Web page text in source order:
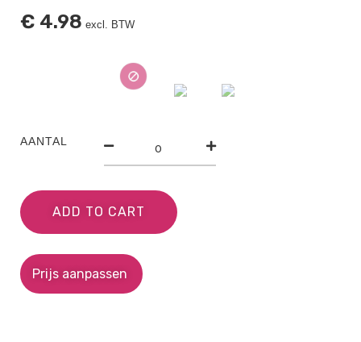
€ 4.98 excl. BTW
AANTAL
ADD TO CART
Prijs aanpassen